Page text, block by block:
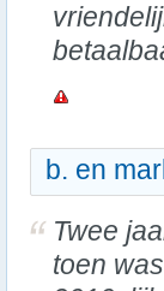
b. en
Twee
toen